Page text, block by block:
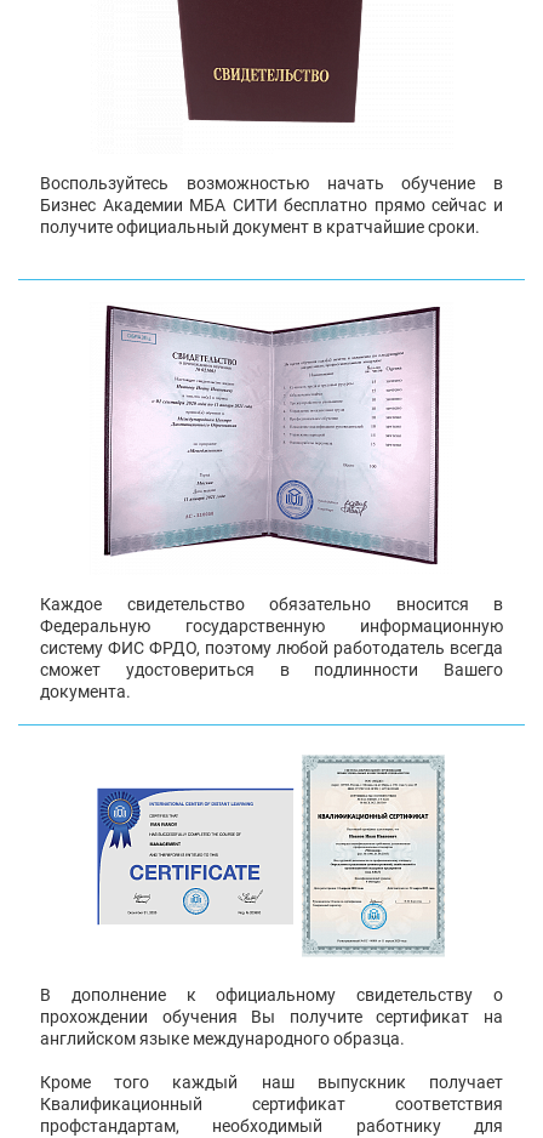
Воспользуйтесь возможностью начать обучение в
Бизнес Академии МБА СИТИ бесплатно прямо сейчас и
получите официальный документ в кратчайшие сроки.
Каждое свидетельство обязательно вносится в
Федеральную государственную информационную
систему ФИС ФРДО, поэтому любой работодатель всегда
сможет удостовериться в подлинности Вашего
документа.
В дополнение к официальному свидетельству о
прохождении обучения Вы получите сертификат на
английском языке международного образца.
Кроме того каждый наш выпускник получает
Квалификационный сертификат соответствия
профстандартам, необходимый работнику для